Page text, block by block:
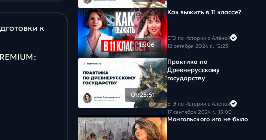
к
15:06
Как выжить в 11 классе?
ЕГЭ по Истории с Алёной
12 октября 2024 г., 12:23
01:25:51
Практика по
Древнерусскому
государству
ЕГЭ по Истории с Алёной
17 сентября 2024 г., 15:00
Монгольского ига не было